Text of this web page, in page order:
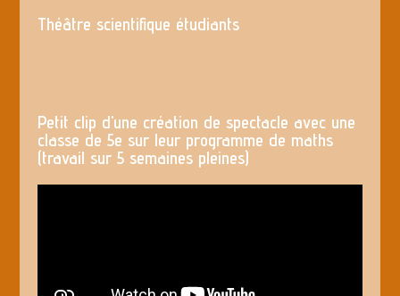
Théâtre scientifique étudiants
Petit clip d'une création de spectacle avec une
classe de 5e sur leur programme de maths
(travail sur 5 semaines pleines)